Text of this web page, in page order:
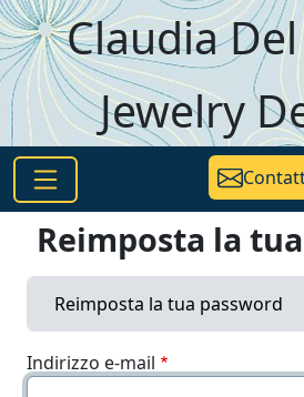
Salta al contenuto principale
Claudia
Jewelry
Reimposta la
Primary tabs
Reimposta la tua password
Indirizzo e-mail